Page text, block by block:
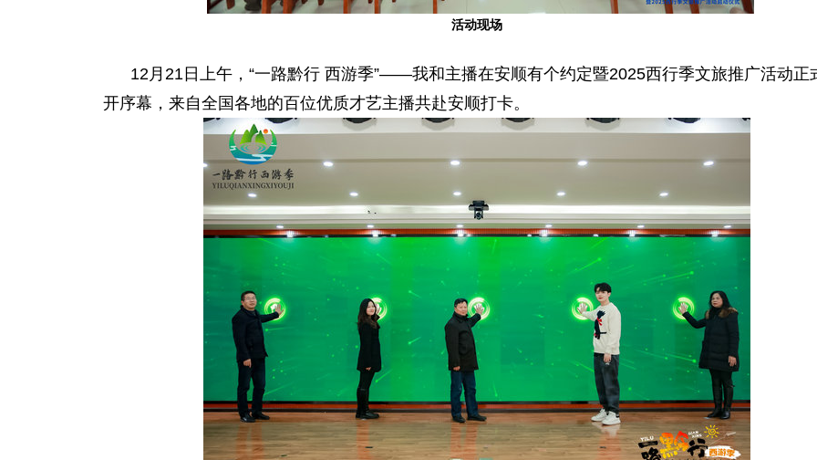
活动现场
12月21日上午，“一路黔行 西游季”——我和主播在安顺有个约定暨2025西行季文旅推广活动正
开序幕，来自全国各地的百位优质才艺主播共赴安顺打卡。